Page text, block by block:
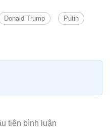
Donald Trump Putin